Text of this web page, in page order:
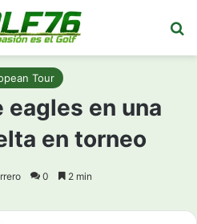
Tour
eagles en una
en torneo
0 2 min